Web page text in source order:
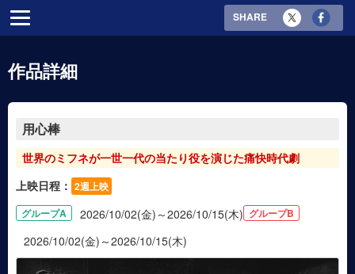
SHARE
作品詳細
用心棒
世界のミフネが一世一代の当たり役を演じた痛快時代劇
上映日程： 2週上映
グループA
2026/10/02(金)～2026/10/15(木) グループB
2026/10/02(金)～2026/10/15(木)